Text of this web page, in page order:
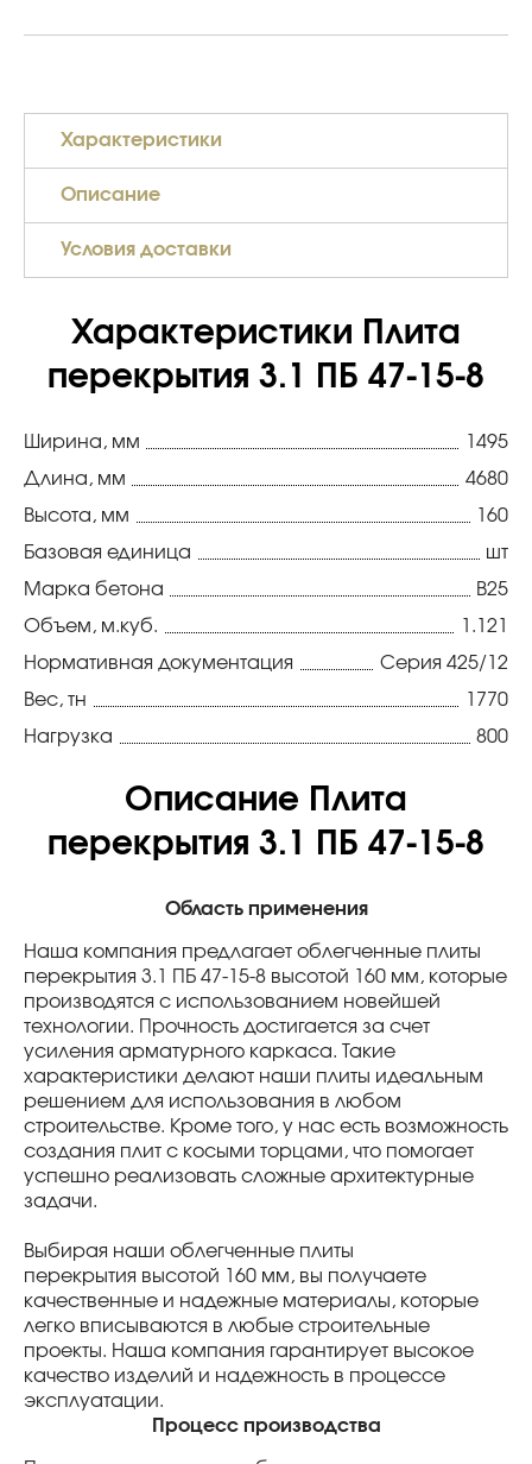
Характеристики
Описание
Условия доставки
Характеристики Плита
перекрытия 3.1 ПБ 47-15-8
Ширина, мм
1495
Длина, мм
4680
Высота, мм
160
Базовая единица
шт
Марка бетона
В25
Объем, м.куб.
1.121
Нормативная документация
Серия 425/12
Вес, тн
1770
Нагрузка
800
Описание Плита
перекрытия 3.1 ПБ 47-15-8
Область применения
Наша компания предлагает облегченные плиты
перекрытия 3.1 ПБ 47-15-8 высотой 160 мм, которые
производятся с использованием новейшей
технологии. Прочность достигается за счет
усиления арматурного каркаса. Такие
характеристики делают наши плиты идеальным
решением для использования в любом
строительстве. Кроме того, у нас есть возможность
создания плит с косыми торцами, что помогает
успешно реализовать сложные архитектурные
задачи.
Выбирая наши облегченные плиты
перекрытия высотой 160 мм, вы получаете
качественные и надежные материалы, которые
легко вписываются в любые строительные
проекты. Наша компания гарантирует высокое
качество изделий и надежность в процессе
эксплуатации.
Процесс производства